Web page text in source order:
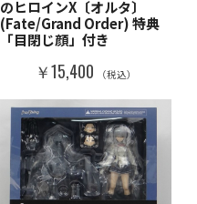
のヒロインX〔オルタ〕
(Fate/Grand Order) 特典
「目閉じ顔」付き
￥15,400 （税込）